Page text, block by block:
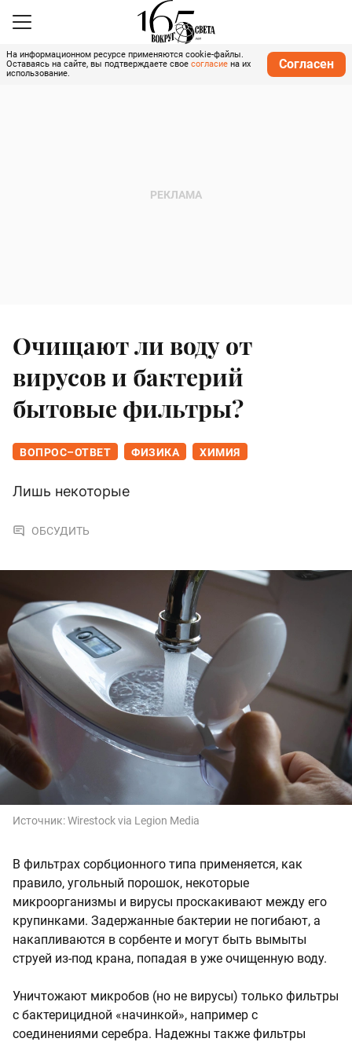
На информационном ресурсе применяются cookie-файлы.
Оставаясь на сайте, вы подтверждаете свое согласие на их
использование.
Согласен
Очищают ли воду от
вирусов и бактерий
бытовые фильтры?
ВОПРОС–ОТВЕТ ФИЗИКА ХИМИЯ
Лишь некоторые
ОБСУДИТЬ
Источник:Wirestock via Legion Media
В фильтрах сорбционного типа применяется, как
правило, угольный порошок, некоторые
микроорганизмы и вирусы проскакивают между его
крупинками. Задержанные бактерии не погибают, а
накапливаются в сорбенте и могут быть вымыты
струей из-под крана, попадая в уже очищенную воду.
Уничтожают микробов (но не вирусы) только фильтры
с бактерицидной «начинкой», например с
соединениями серебра. Надежны также фильтры